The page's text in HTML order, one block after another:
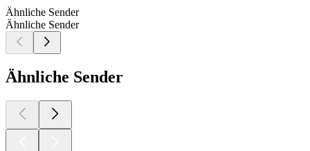
Ähnliche Sender
Ähnliche Sender
Ähnliche Sender